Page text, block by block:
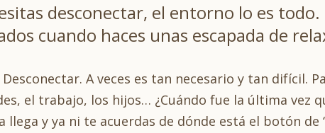
desconectar, el entorno lo es
cuando haces unas escapada de
Desconectar. A veces es tan necesario y tan difícil.
el trabajo, los hijos… ¿Cuándo fue la última vez
llega y ya ni te acuerdas de dónde está el botón de